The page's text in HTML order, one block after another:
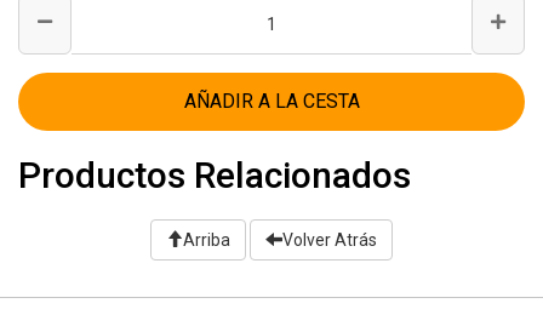
AÑADIR A LA CESTA
Productos Relacionados
Arriba Volver Atrás